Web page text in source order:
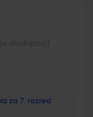
za 7. razred